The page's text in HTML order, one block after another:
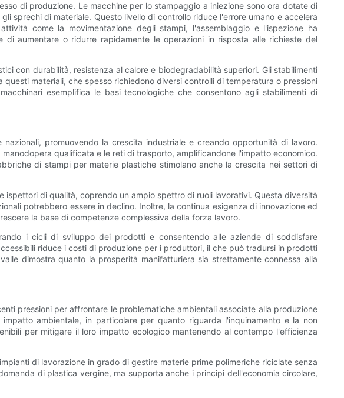
di produzione. Le macchine per lo stampaggio a iniezione sono ora dotate di
sprechi di materiale. Questo livello di controllo riduce l'errore umano e accelera
come la movimentazione degli stampi, l'assemblaggio e l'ispezione ha
aumentare o ridurre rapidamente le operazioni in risposta alle richieste del
con durabilità, resistenza al calore e biodegradabilità superiori. Gli stabilimenti
materiali, che spesso richiedono diversi controlli di temperatura o pressioni
esemplifica le basi tecnologiche che consentono agli stabilimenti di
promuovendo la crescita industriale e creando opportunità di lavoro.
qualificata e le reti di trasporto, amplificandone l'impatto economico.
di stampi per materie plastiche stimolano anche la crescita nei settori di
di qualità, coprendo un ampio spettro di ruoli lavorativi. Questa diversità
potrebbero essere in declino. Inoltre, la continua esigenza di innovazione ed
la base di competenze complessiva della forza lavoro.
i cicli di sviluppo dei prodotti e consentendo alle aziende di soddisfare
riduce i costi di produzione per i produttori, il che può tradursi in prodotti
dimostra quanto la prosperità manifatturiera sia strettamente connessa alla
pressioni per affrontare le problematiche ambientali associate alla produzione
ambientale, in particolare per quanto riguarda l'inquinamento e la non
per mitigare il loro impatto ecologico mantenendo al contempo l'efficienza
di lavorazione in grado di gestire materie prime polimeriche riciclate senza
di plastica vergine, ma supporta anche i principi dell'economia circolare,